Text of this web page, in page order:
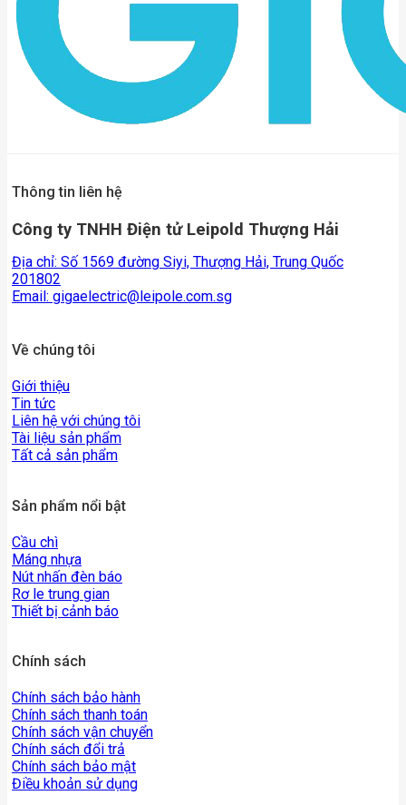
Thông tin liên hệ
Công ty TNHH Điện tử Leipold Thượng Hải
Địa chỉ: Số 1569 đường Siyi, Thượng Hải, Trung Quốc
201802
Email: gigaelectric@leipole.com.sg
Về chúng tôi
Giới thiệu
Tin tức
Liên hệ với chúng tôi
Tài liệu sản phẩm
Tất cả sản phẩm
Sản phẩm nổi bật
Cầu chì
Máng nhựa
Nút nhấn đèn báo
Rơ le trung gian
Thiết bị cảnh báo
Chính sách
Chính sách bảo hành
Chính sách thanh toán
Chính sách vận chuyển
Chính sách đổi trả
Chính sách bảo mật
Điều khoản sử dụng